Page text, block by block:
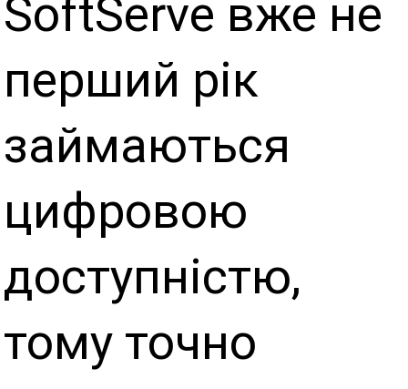
SoftServe вже не
перший рік
займаються
цифровою
доступністю,
тому точно